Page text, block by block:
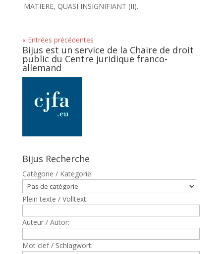
MATIERE, QUASI INSIGNIFIANT (II).
« Entrées précédentes
Bijus est un service de la Chaire de droit
public du Centre juridique franco-
allemand
Bijus Recherche
Catègorie / Kategorie:
Plein texte / Volltext:
Auteur / Autor:
Mot clef / Schlagwort: